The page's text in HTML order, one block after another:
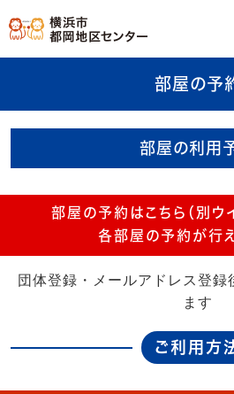
部屋の予
部屋の利用
部屋の予約はこちら（別ウ
各部屋の予約が行え
団体登録・メールアドレス登録
ます
ご利用方